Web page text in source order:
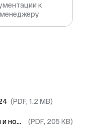
к
(PDF, 1.2 MB)
Гарантийный талон (Гарантийные сроки и номер СЦ) (PDF, 205 KB)